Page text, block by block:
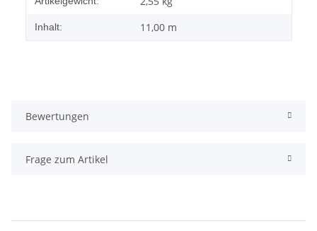
Inhalt: 11,00 m
Bewertungen
Frage zum Artikel